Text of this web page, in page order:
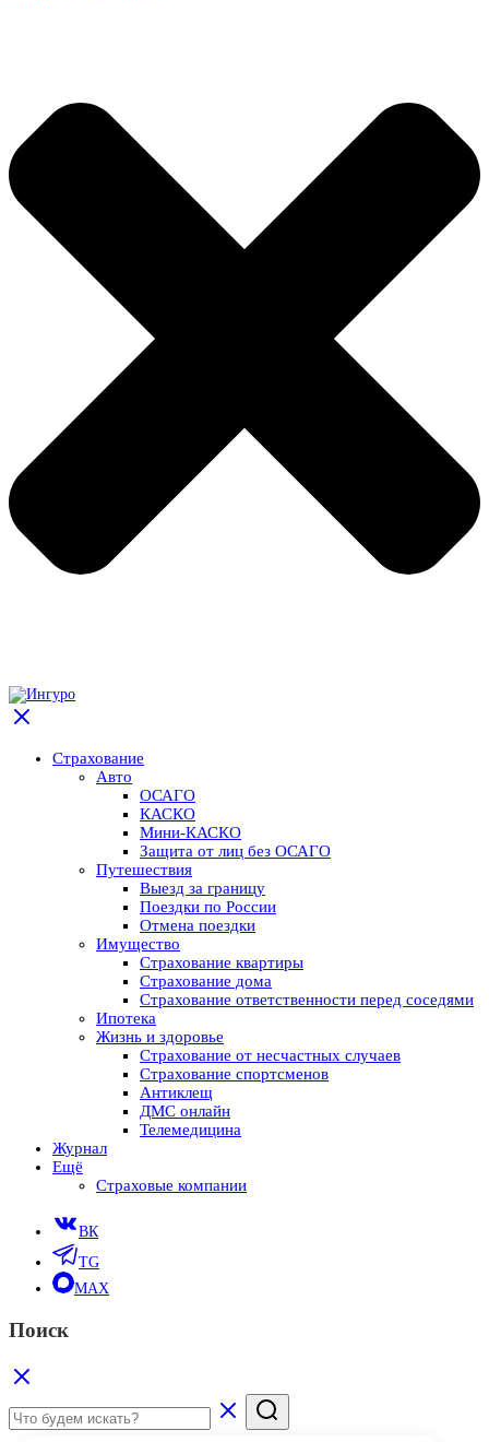
Страхование
Авто
ОСАГО
КАСКО
Мини-КАСКО
Защита от лиц без ОСАГО
Путешествия
Выезд за границу
Поездки по России
Отмена поездки
Имущество
Страхование квартиры
Страхование дома
Страхование ответственности перед соседями
Ипотека
Жизнь и здоровье
Страхование от несчастных случаев
Страхование спортсменов
Антиклещ
ДМС онлайн
Телемедицина
Журнал
Ещё
Страховые компании
ВК
TG
MAX
Поиск